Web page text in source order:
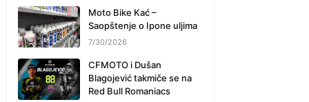
Moto Bike Kać –
Saopštenje o Ipone uljima
7/30/2026
CFMOTO i Dušan
Blagojević takmiče se na
Red Bull Romaniacs